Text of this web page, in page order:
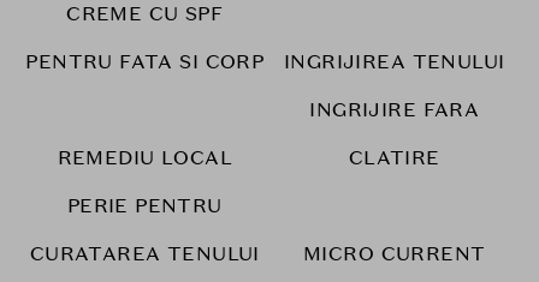
CREME CU SPF
PENTRU FATA SI CORP
INGRIJIREA TENULUI
REMEDIU LOCAL
INGRIJIRE FARA
CLATIRE
PERIE PENTRU
CURATAREA TENULUI
MICRO CURRENT